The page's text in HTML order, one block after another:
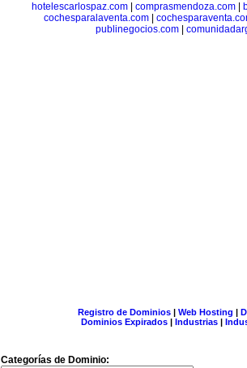
hotelescarlospaz.com| comprasmendoza.com|
cochesparalaventa.com
publinegocios.com|
Registro de Dominios| Web Hosting |
Dominios Expirados | Industrias |
Categorías de Dominio: